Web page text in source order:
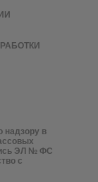
надзору в
ЭЛ № ФС
с